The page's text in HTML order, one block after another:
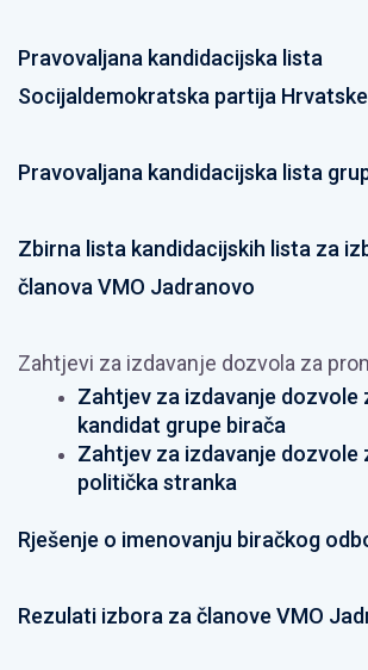
Pravovaljana kandidacijska lista
Socijaldemokratska partija Hrvatske
Pravovaljana kandidacijska lista
Zbirna lista kandidacijskih lista za
članova VMO Jadranovo
Zahtjevi za izdavanje dozvola za
Zahtjev za izdavanje dozvole
kandidat grupe birača
Zahtjev za izdavanje dozvole
politička stranka
Rješenje o imenovanju biračkog
Rezulati izbora za članove VMO